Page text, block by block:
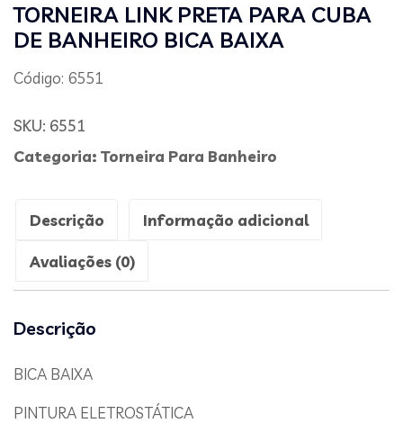
TORNEIRA LINK PRETA PARA CUBA
DE BANHEIRO BICA BAIXA
Código: 6551
SKU: 6551
Categoria: Torneira Para Banheiro
Descrição Informação adicional
Avaliações (0)
Descrição
BICA BAIXA
PINTURA ELETROSTÁTICA